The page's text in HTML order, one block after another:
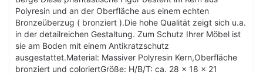
Polyresin und an der Oberfläche aus einem echten
Bronzeüberzug ( bronziert ).Die hohe Qualität zeigt sich u.a.
in der detailreichen Gestaltung. Zum Schutz Ihrer Möbel ist
sie am Boden mit einem Antikratzschutz
ausgestattet.Material: Massiver Polyresin Kern,Oberfläche
bronziert und coloriertGröße: H/B/T: ca. 28 x 18 x 21